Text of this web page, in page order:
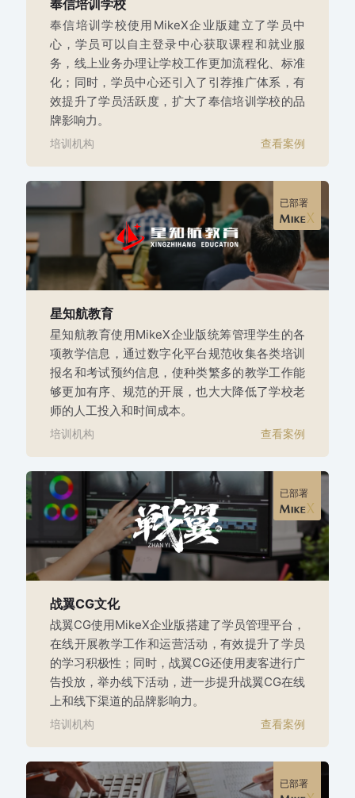
奉信培训学校
奉信培训学校使用MikeX企业版建立了学员中
心，学员可以自主登录中心获取课程和就业服
务，线上业务办理让学校工作更加流程化、标准
化；同时，学员中心还引入了引荐推广体系，有
效提升了学员活跃度，扩大了奉信培训学校的品
牌影响力。
培训机构 查看案例
已部署
星知航教育
星知航教育使用MikeX企业版统筹管理学生的各
项教学信息，通过数字化平台规范收集各类培训
报名和考试预约信息，使种类繁多的教学工作能
够更加有序、规范的开展，也大大降低了学校老
师的人工投入和时间成本。
培训机构 查看案例
已部署
战翼CG文化
战翼CG使用MikeX企业版搭建了学员管理平台，
在线开展教学工作和运营活动，有效提升了学员
的学习积极性；同时，战翼CG还使用麦客进行广
告投放，举办线下活动，进一步提升战翼CG在线
上和线下渠道的品牌影响力。
培训机构 查看案例
已部署